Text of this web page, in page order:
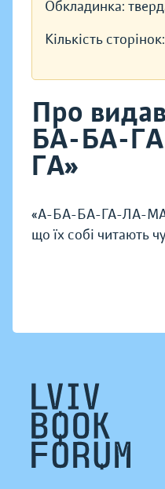
Обкладинка:
Кількість сторінок:
Про
БА-БА-
ГА»
«А-БА-БА-ГА-ЛА-МА-
що їх собі читають